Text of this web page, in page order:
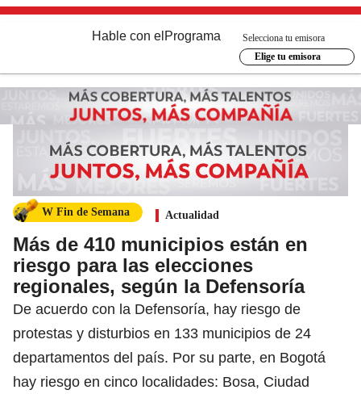
Hable con el Programa
Selecciona tu emisora
Elige tu emisora
W Fin de Semana Actualidad
Más de 410 municipios están en
riesgo para las elecciones
regionales, según la Defensoría
De acuerdo con la Defensoría, hay riesgo de
protestas y disturbios en 133 municipios de 24
departamentos del país. Por su parte, en Bogotá
hay riesgo en cinco localidades: Bosa, Ciudad